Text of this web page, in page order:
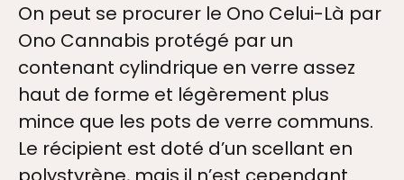
On peut se procurer le Ono Celui-Là par
Ono Cannabis protégé par un
contenant cylindrique en verre assez
haut de forme et légèrement plus
mince que les pots de verre communs.
Le récipient est doté d’un scellant en